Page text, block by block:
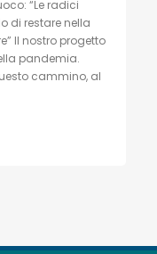
“Le radici
di restare nella
Il nostro progetto
pandemia.
cammino, al